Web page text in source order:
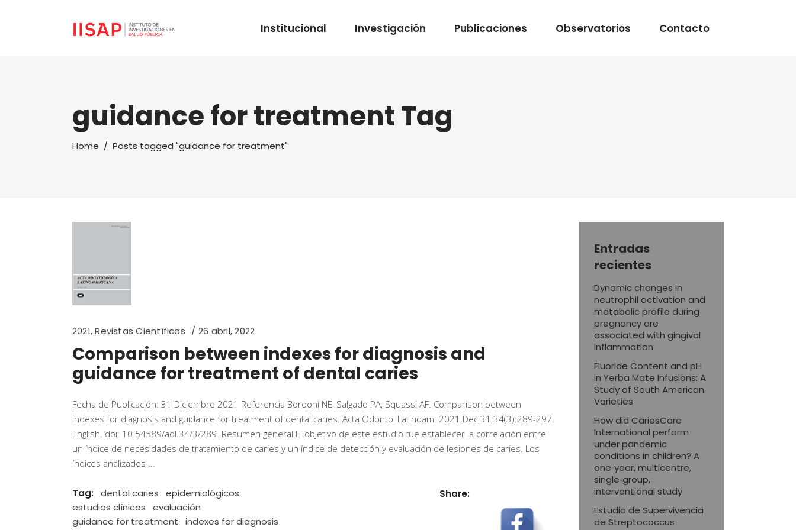
Institucional Investigación Publicaciones Observatorios Contacto
guidance for treatment Tag
Home / Posts tagged "guidance for treatment"
2021,Revistas Científicas 26 abril, 2022
Comparison between indexes for diagnosis and
guidance for treatment of dental caries
Fecha de Publicación: 31 Diciembre 2021 Referencia Bordoni NE, Salgado PA, Squassi AF. Comparison between
indexes for diagnosis and guidance for treatment of dental caries. Acta Odontol Latinoam. 2021 Dec 31;34(3):289-297.
English. doi: 10.54589/aol.34/3/289. Resumen general El objetivo de este estudio fue establecer la correlación entre
un índice de necesidades de tratamiento de caries y un índice de detección y evaluación de lesiones de caries. Los
índices analizados
Tag: dental caries
epidemiológicos
estudios clínicos
evaluación
guidance for treatment
indexes for diagnosis
Share:
Entradas
recientes
Dynamic changes in
neutrophil activation and
metabolic profile during
pregnancy are
associated with gingival
inflammation
Fluoride Content and pH
in Yerba Mate Infusions: A
Study of South American
Varieties
How did CariesCare
International perform
under pandemic
conditions in children? A
one‑year, multicentre,
single‑group,
interventional study
Estudio de Supervivencia
de Streptococcus